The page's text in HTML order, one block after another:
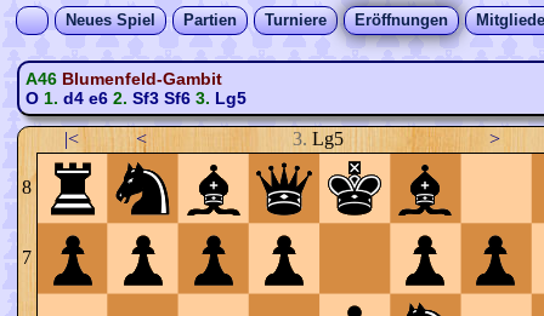
Neues Spiel Partien Turniere Eröffnungen
A46 Blumenfeld-Gambit
O1. d4 e62. Sf3 Sf63. Lg5
|< < 3. Lg5 >
8
7